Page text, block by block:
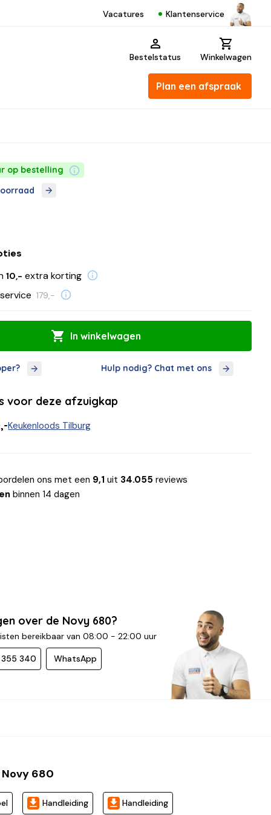
Vacatures Klantenservice
Bestelstatus Winkelwagen
Plan een afspraak
op bestelling
10,- extra korting
179,-
In winkelwagen
Hulp nodig? Chat met ons
voor deze afzuigkap
Keukenloods Tilburg
ons met een 9,1 uit 34.055 reviews
binnen 14 dagen
over de Novy 680?
bereikbaar van 08:00 - 22:00 uur
340 WhatsApp
680
Handleiding Handleiding